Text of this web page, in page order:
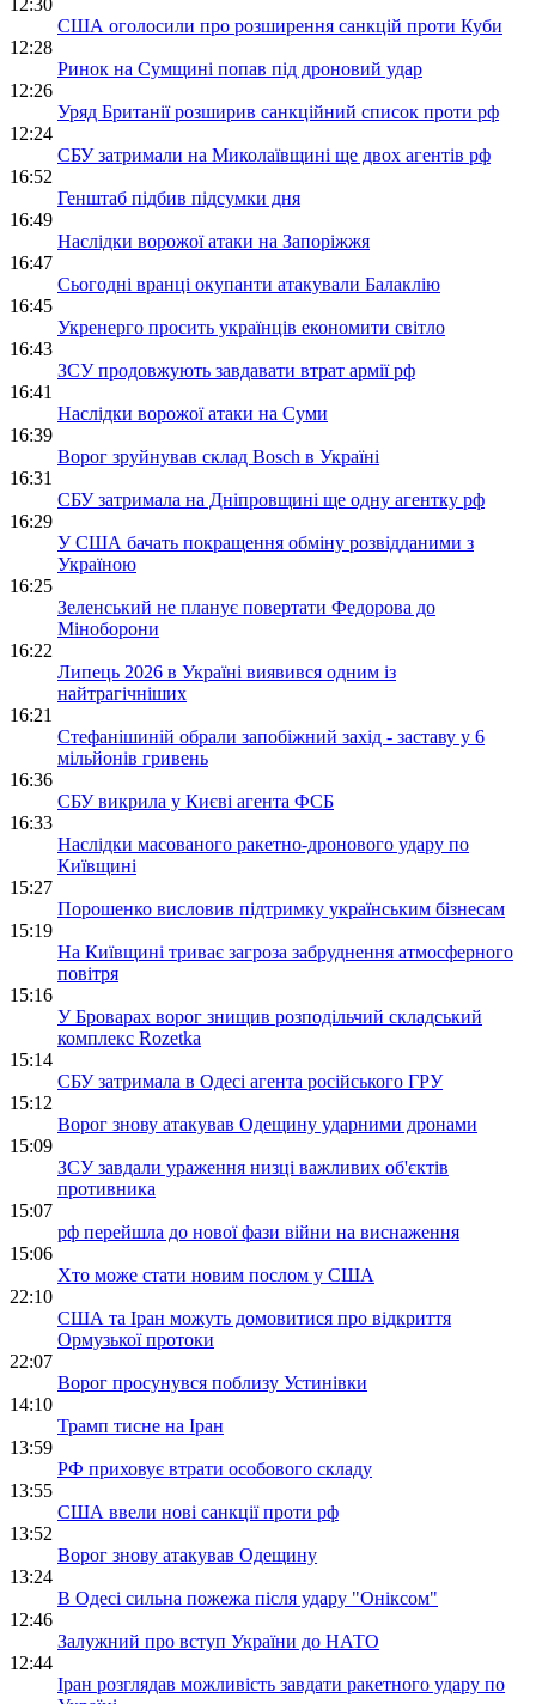
12:30
США оголосили про розширення санкцій проти Куби
12:28
Ринок на Сумщині попав під дроновий удар
12:26
Уряд Британії розширив санкційний список проти рф
12:24
СБУ затримали на Миколаївщині ще двох агентів рф
16:52
Генштаб підбив підсумки дня
16:49
Наслідки ворожої атаки на Запоріжжя
16:47
Сьогодні вранці окупанти атакували Балаклію
16:45
Укренерго просить українців економити світло
16:43
ЗСУ продовжують завдавати втрат армії рф
16:41
Наслідки ворожої атаки на Суми
16:39
Ворог зруйнував склад Bosch в Україні
16:31
СБУ затримала на Дніпровщині ще одну агентку рф
16:29
У США бачать покращення обміну розвідданими з
Україною
16:25
Зеленський не планує повертати Федорова до
Міноборони
16:22
Липець 2026 в Україні виявився одним із
найтрагічніших
16:21
Стефанішиній обрали запобіжний захід - заставу у 6
мільйонів гривень
16:36
СБУ викрила у Києві агента ФСБ
16:33
Наслідки масованого ракетно-дронового удару по
Київщині
15:27
Порошенко висловив підтримку українським бізнесам
15:19
На Київщині триває загроза забруднення атмосферного
повітря
15:16
У Броварах ворог знищив розподільчий складський
комплекс Rozetka
15:14
СБУ затримала в Одесі агента російського ГРУ
15:12
Ворог знову атакував Одещину ударними дронами
15:09
ЗСУ завдали ураження низці важливих об'єктів
противника
15:07
рф перейшла до нової фази війни на виснаження
15:06
Хто може стати новим послом у США
22:10
США та Іран можуть домовитися про відкриття
Ормузької протоки
22:07
Ворог просунувся поблизу Устинівки
14:10
Трамп тисне на Іран
13:59
РФ приховує втрати особового складу
13:55
США ввели нові санкції проти рф
13:52
Ворог знову атакував Одещину
13:24
В Одесі сильна пожежа після удару "Оніксом"
12:46
Залужний про вступ України до НАТО
12:44
Іран розглядав можливість завдати ракетного удару по